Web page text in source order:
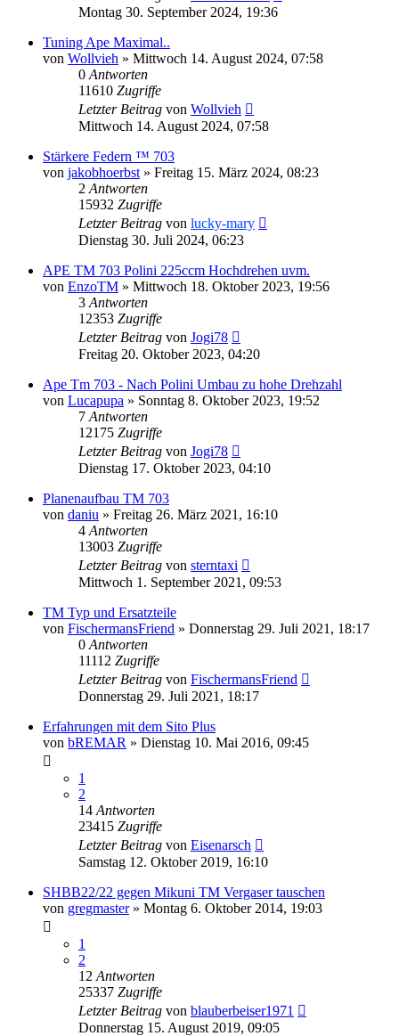
Montag 30. September 2024, 19:36
Tuning Ape Maximal..
von Wollvieh » Mittwoch 14. August 2024, 07:58
0 Antworten
11610 Zugriffe
Letzter Beitrag von Wollvieh
Mittwoch 14. August 2024, 07:58
Stärkere Federn ™ 703
von jakobhoerbst » Freitag 15. März 2024, 08:23
2 Antworten
15932 Zugriffe
Letzter Beitrag von lucky-mary
Dienstag 30. Juli 2024, 06:23
APE TM 703 Polini 225ccm Hochdrehen uvm.
von EnzoTM » Mittwoch 18. Oktober 2023, 19:56
3 Antworten
12353 Zugriffe
Letzter Beitrag von Jogi78
Freitag 20. Oktober 2023, 04:20
Ape Tm 703 - Nach Polini Umbau zu hohe Drehzahl
von Lucapupa » Sonntag 8. Oktober 2023, 19:52
7 Antworten
12175 Zugriffe
Letzter Beitrag von Jogi78
Dienstag 17. Oktober 2023, 04:10
Planenaufbau TM 703
von daniu » Freitag 26. März 2021, 16:10
4 Antworten
13003 Zugriffe
Letzter Beitrag von sterntaxi
Mittwoch 1. September 2021, 09:53
TM Typ und Ersatzteile
von FischermansFriend » Donnerstag 29. Juli 2021, 18:17
0 Antworten
11112 Zugriffe
Letzter Beitrag von FischermansFriend
Donnerstag 29. Juli 2021, 18:17
Erfahrungen mit dem Sito Plus
von bREMAR » Dienstag 10. Mai 2016, 09:45
1
2
14 Antworten
23415 Zugriffe
Letzter Beitrag von Eisenarsch
Samstag 12. Oktober 2019, 16:10
SHBB22/22 gegen Mikuni TM Vergaser tauschen
von gregmaster» Montag 6. Oktober 2014, 19:03
1
2
12 Antworten
25337 Zugriffe
Letzter Beitrag von blauberbeiser1971
Donnerstag 15. August 2019, 09:05